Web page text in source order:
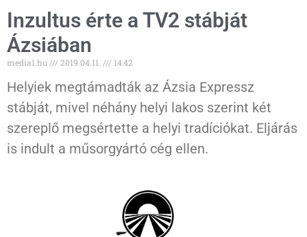
Inzultus érte a TV2 stábját
Ázsiában
media1.hu 2019.04.11. 14:42
Helyiek megtámadták az Ázsia Expressz
stábját, mivel néhány helyi lakos szerint két
szereplő megsértette a helyi tradíciókat. Eljárás
is indult a műsorgyártó cég ellen.